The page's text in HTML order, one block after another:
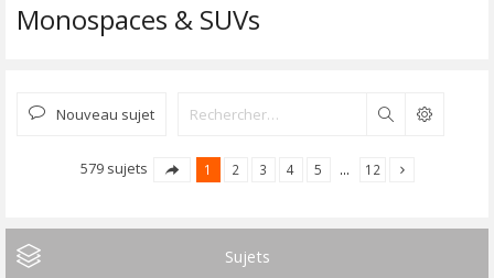
Monospaces & SUVs
Nouveau sujet Rechercher
579 sujets 1 2 3 4 5 … 12
Sujets